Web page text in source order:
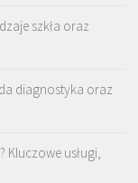
szkła oraz
diagnostyka oraz
Kluczowe usługi,